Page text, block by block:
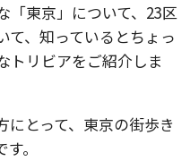
「東京」について、23区
て、知っているとちょっ
トリビアをご紹介しま
にとって、東京の街歩き
。